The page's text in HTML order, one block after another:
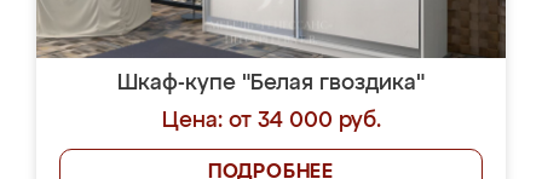
Шкаф-купе "Белая гвоздика"
Цена: от 34 000 руб.
ПОДРОБНЕЕ